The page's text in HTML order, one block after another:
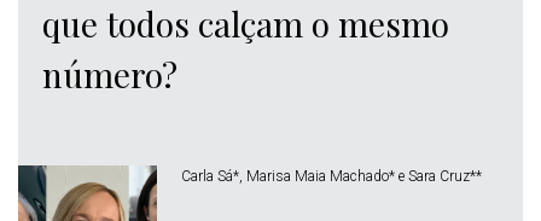
que todos calçam o mesmo
número?
Carla Sá*, Marisa Maia Machado* e Sara Cruz**